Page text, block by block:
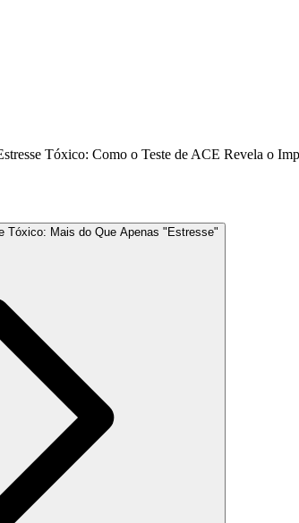
Tóxico: Como o Teste de ACE Revela o
Tóxico: Mais do Que Apenas "Estresse"